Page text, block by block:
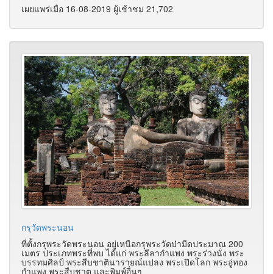
เผยแพร่เมื่อ 16-08-2019 ผู้เช้าชม 21,702
กรุวัดพระนอน
ที่ตั้งกรุพระวัดพระนอน อยู่เหนือกรุพระวัดป่ามืดประมาณ 200
เมตร ประเภทพระที่พบ ได้แก่ พระลีลากำแพง พระร่วงนั่ง พระ
บรรทมศิลป์ พระสืบชาตินารายณ์แปลง พระเปิดโลก พระอู่ทอง
กำแพง พระสืบชาต และพิมพ์อื่นๆ